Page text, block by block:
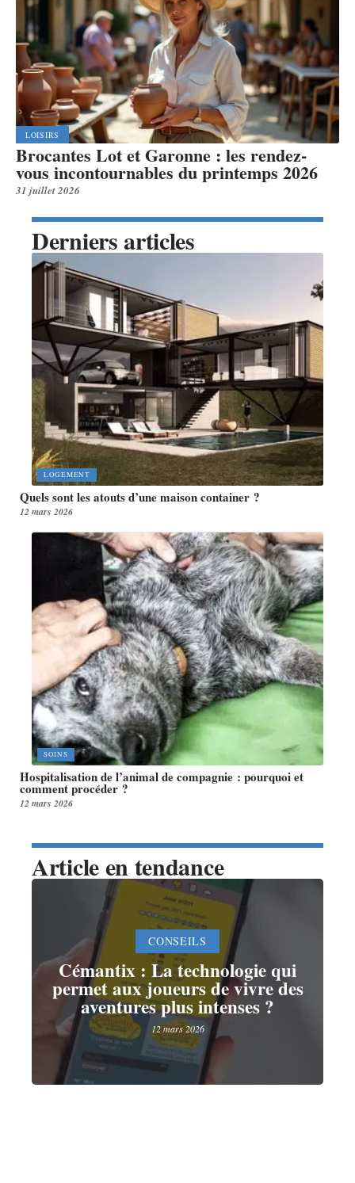
LOISIRS
Brocantes Lot et Garonne : les rendez-
vous incontournables du printemps 2026
31 juillet 2026
Derniers articles
LOGEMENT
Quels sont les atouts d’une maison container ?
12 mars 2026
SOINS
Hospitalisation de l’animal de compagnie : pourquoi et
comment procéder ?
12 mars 2026
Article en tendance
CONSEILS
Cémantix : La technologie qui
permet aux joueurs de vivre des
aventures plus intenses ?
12 mars 2026